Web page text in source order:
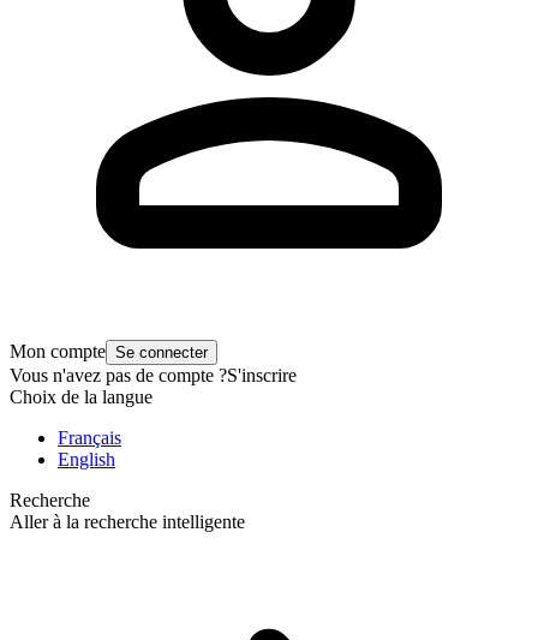
Mon compte Se connecter
Vous n'avez pas de compte ?S'inscrire
Choix de la langue
Français
English
Recherche
Aller à la recherche intelligente